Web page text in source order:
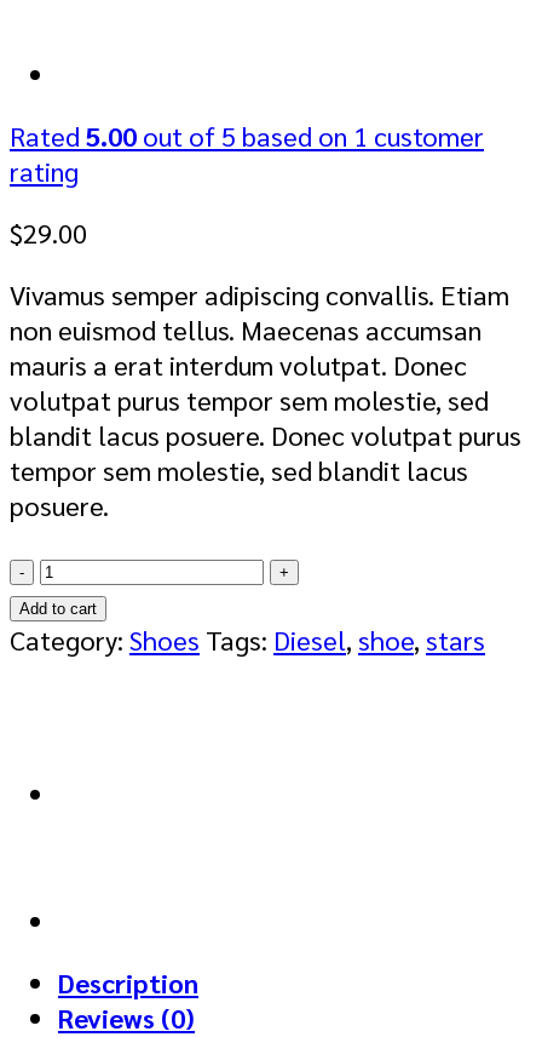
Rated 5.00 out of 5 based on 1 customer
rating
$29.00
Vivamus semper adipiscing convallis. Etiam
non euismod tellus. Maecenas accumsan
mauris a erat interdum volutpat. Donec
volutpat purus tempor sem molestie, sed
blandit lacus posuere. Donec volutpat purus
tempor sem molestie, sed blandit lacus
posuere.
Magnete
Exposure
Diesel
Add to cart
Category: Shoes Tags: Diesel, shoe, stars
Description
Reviews (0)